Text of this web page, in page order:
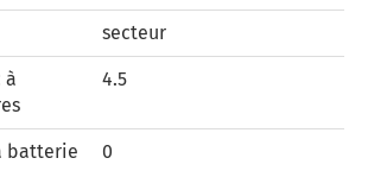
secteur
à
4.5
batterie
0